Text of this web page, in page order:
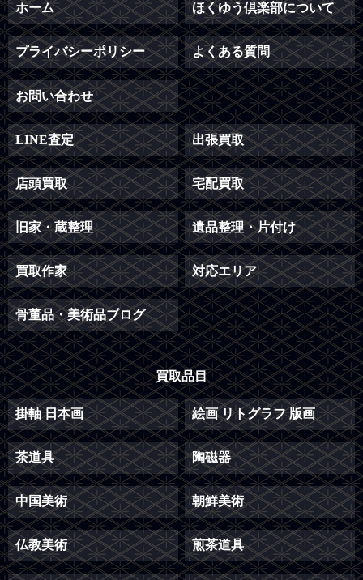
ホーム ほくゆう倶楽部について
プライバシーポリシー よくある質問
お問い合わせ
LINE査定 出張買取
店頭買取 宅配買取
旧家・蔵整理 遺品整理・片付け
買取作家 対応エリア
骨董品・美術品ブログ
買取品目
掛軸 日本画 絵画 リトグラフ 版画
茶道具 陶磁器
中国美術 朝鮮美術
仏教美術 煎茶道具